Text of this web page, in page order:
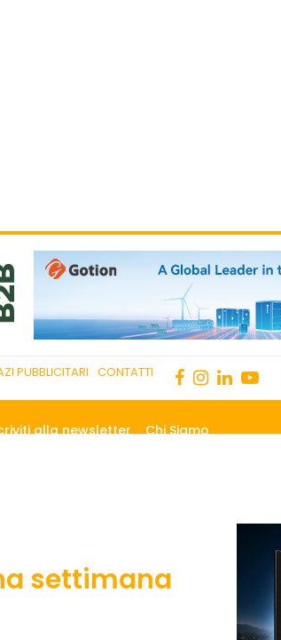
PUBBLICITARI CONTATTI
alla newsletter Chi Siamo
settimana